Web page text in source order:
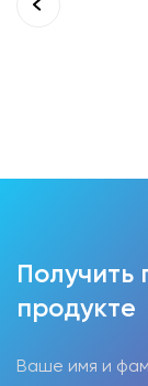
продукте